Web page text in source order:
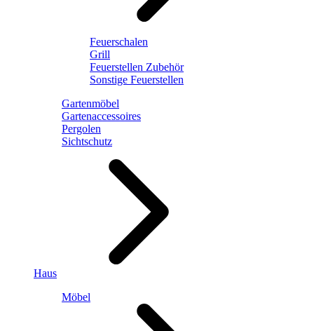
Feuerschalen
Grill
Feuerstellen Zubehör
Sonstige Feuerstellen
Gartenmöbel
Gartenaccessoires
Pergolen
Sichtschutz
Haus
Möbel